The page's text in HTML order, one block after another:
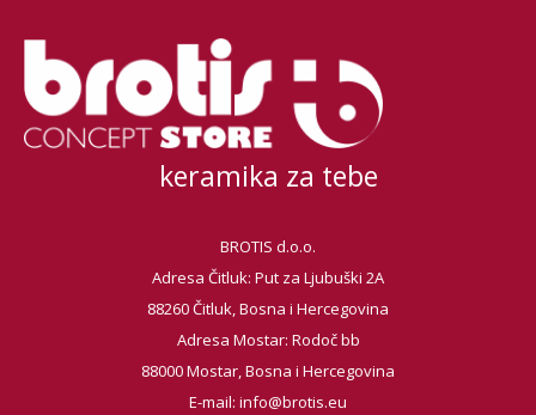
keramika za tebe
BROTIS d.o.o.
Adresa Čitluk: Put za Ljubuški 2A
88260 Čitluk, Bosna i Hercegovina
Adresa Mostar: Rodoč bb
88000 Mostar, Bosna i Hercegovina
E-mail: info@brotis.eu